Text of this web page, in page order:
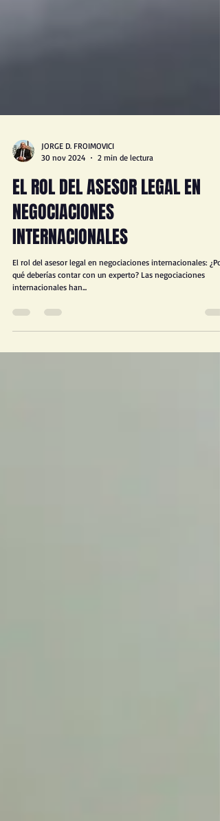
30 nov 2024
2 min de lectura
EL ROL DEL ASESOR LEGAL EN
NEGOCIACIONES
INTERNACIONALES
El rol del asesor legal en negociaciones internacionales: ¿Por
internacionales han...